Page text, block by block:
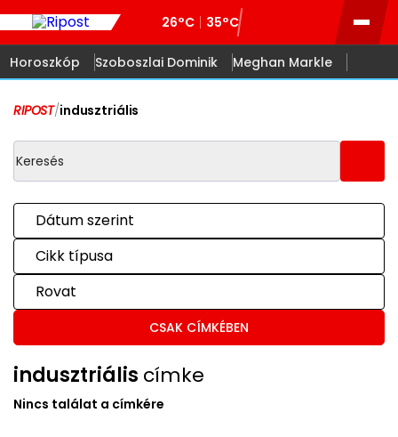
26°C 35°C
Horoszkóp Szoboszlai Dominik Meghan Markle
RIPOST/indusztriális
Dátum szerint
Cikk típusa
Rovat
CSAK CÍMKÉBEN
indusztriális címke
Nincs találat a címkére